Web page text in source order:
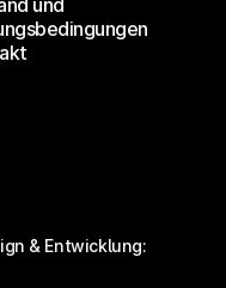
und
& Entwicklung: